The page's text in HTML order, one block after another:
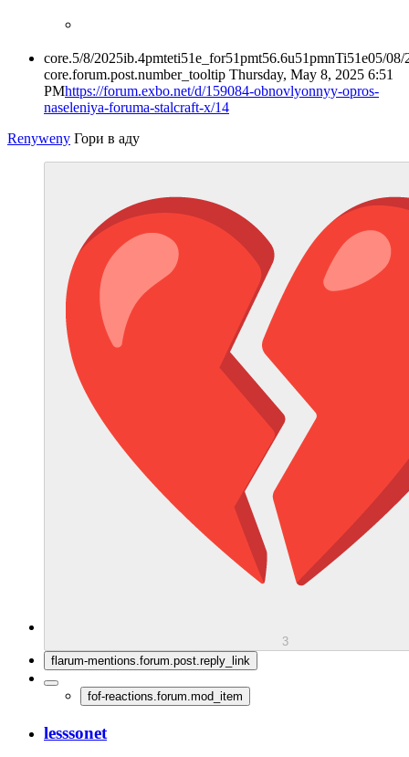
core.5/8/2025ib.4pmteti51e_for51pmt56.6u51pmnTi51e05/08/
core.forum.post.number_tooltip Thursday, May 8, 2025 6:51
PMhttps://forum.exbo.net/d/159084-obnovlyonnyy-opros-
naseleniya-foruma-stalcraft-x/14
Renyweny Гори в аду
3
flarum-mentions.forum.post.reply_link
fof-reactions.forum.mod_item
lesssonet